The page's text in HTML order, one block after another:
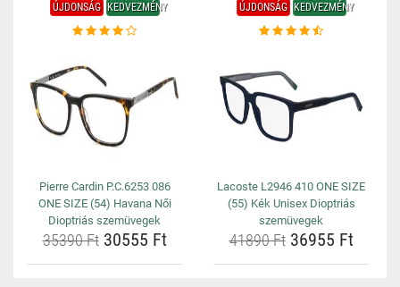
ÚJDONSÁG KEDVEZMÉNY
Pierre Cardin P.C.6253 086
ONE SIZE (54) Havana Női
Dioptriás szemüvegek
35390 Ft30555 Ft
ÚJDONSÁG KEDVEZMÉNY
Lacoste L2946 410 ONE SIZE
(55) Kék Unisex Dioptriás
szemüvegek
41890 Ft36955 Ft